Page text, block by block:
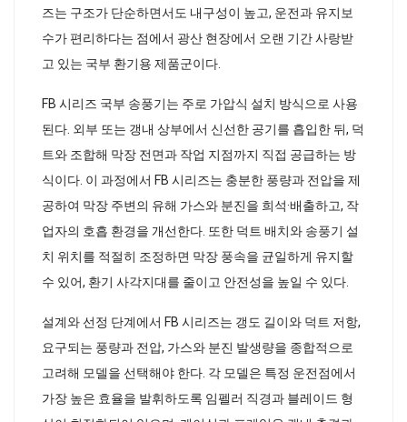
즈는 구조가 단순하면서도 내구성이 높고, 운전과 유지보
수가 편리하다는 점에서 광산 현장에서 오랜 기간 사랑받
고 있는 국부 환기용 제품군이다.
FB 시리즈 국부 송풍기는 주로 가압식 설치 방식으로 사용
된다. 외부 또는 갱내 상부에서 신선한 공기를 흡입한 뒤, 덕
트와 조합해 막장 전면과 작업 지점까지 직접 공급하는 방
식이다. 이 과정에서 FB 시리즈는 충분한 풍량과 전압을 제
공하여 막장 주변의 유해 가스와 분진을 희석·배출하고, 작
업자의 호흡 환경을 개선한다. 또한 덕트 배치와 송풍기 설
치 위치를 적절히 조정하면 막장 풍속을 균일하게 유지할
수 있어, 환기 사각지대를 줄이고 안전성을 높일 수 있다.
설계와 선정 단계에서 FB 시리즈는 갱도 길이와 덕트 저항,
요구되는 풍량과 전압, 가스와 분진 발생량을 종합적으로
고려해 모델을 선택해야 한다. 각 모델은 특정 운전점에서
가장 높은 효율을 발휘하도록 임펠러 직경과 블레이드 형